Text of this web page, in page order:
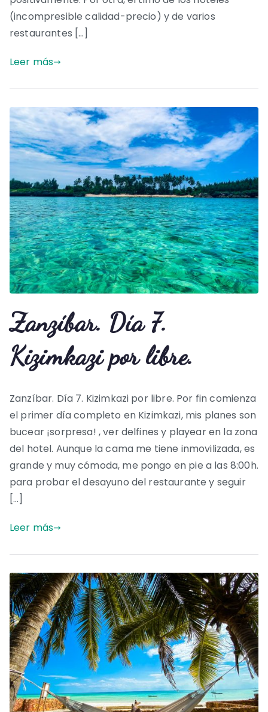
(incompresible calidad-precio) y de varios
restaurantes […]
Leer más
Zanzíbar. Día 7.
Kizimkazi por libre.
Zanzíbar. Día 7. Kizimkazi por libre. Por fin comienza
el primer día completo en Kizimkazi, mis planes son
bucear ¡sorpresa! , ver delfines y playear en la zona
del hotel. Aunque la cama me tiene inmovilizada, es
grande y muy cómoda, me pongo en pie a las 8:00h.
para probar el desayuno del restaurante y seguir
[…]
Leer más